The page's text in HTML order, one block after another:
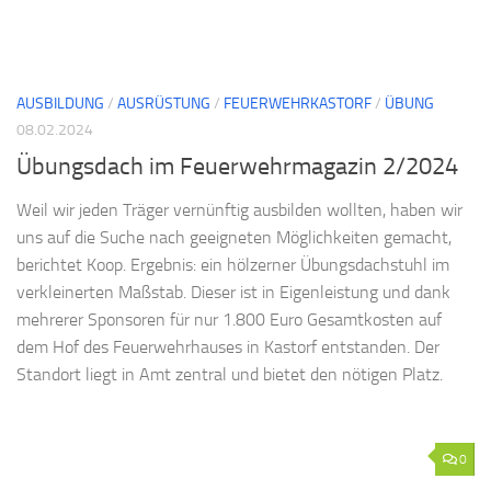
AUSBILDUNG / AUSRÜSTUNG / FEUERWEHRKASTORF/ ÜBUNG
08.02.2024
Übungsdach im Feuerwehrmagazin 2/2024
Weil wir jeden Träger vernünftig ausbilden wollten, haben wir
uns auf die Suche nach geeigneten Möglichkeiten gemacht,
berichtet Koop. Ergebnis: ein hölzerner Übungsdachstuhl im
verkleinerten Maßstab. Dieser ist in Eigenleistung und dank
mehrerer Sponsoren für nur 1.800 Euro Gesamtkosten auf
dem Hof des Feuerwehrhauses in Kastorf entstanden. Der
Standort liegt in Amt zentral und bietet den nötigen Platz.
0